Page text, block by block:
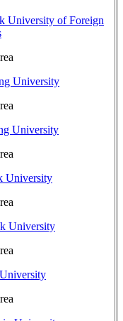
University of Foreign
University
University
University
University